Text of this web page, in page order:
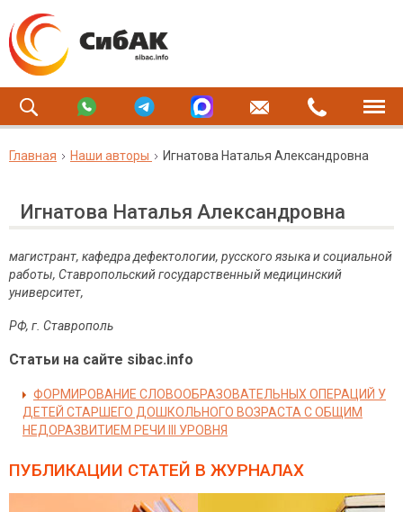
Главная Наши авторы Игнатова Наталья Александровна
Игнатова Наталья Александровна
магистрант, кафедрадефектологии, русского языка и социальной
работы, Ставропольский государственный медицинский
университет,
РФ, г. Ставрополь
Статьи на сайте sibac.info
ФОРМИРОВАНИЕ СЛОВООБРАЗОВАТЕЛЬНЫХ ОПЕРАЦИЙ У
ДЕТЕЙ СТАРШЕГО ДОШКОЛЬНОГО ВОЗРАСТА С ОБЩИМ
НЕДОРАЗВИТИЕМ РЕЧИ III УРОВНЯ
ПУБЛИКАЦИИ СТАТЕЙ В ЖУРНАЛАХ